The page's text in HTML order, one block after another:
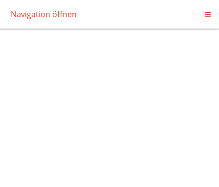
Navigation öffnen